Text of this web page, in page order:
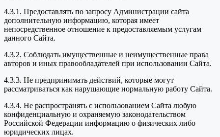
4.3.1. Предоставлять по запросу Администрации сайта
дополнительную информацию, которая имеет
непосредственное отношение к предоставляемым услугам
данного Сайта.
4.3.2. Соблюдать имущественные и неимущественные права
авторов и иных правообладателей при использовании Сайта.
4.3.3. Не предпринимать действий, которые могут
рассматриваться как нарушающие нормальную работу Сайта.
4.3.4. Не распространять с использованием Сайта любую
конфиденциальную и охраняемую законодательством
Российской Федерации информацию о физических либо
юридических лицах.